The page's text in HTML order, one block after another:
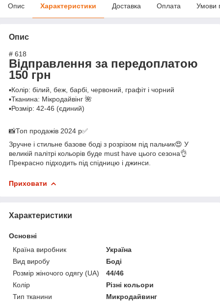
Опис Характеристики Доставка Оплата Умови
Опис
# 618
Відправлення за передоплатою
150 грн
▪️Колір: білий, беж, барбі, червоний, графіт і чорний
▪️Тканина: Мікродайвінг 🌺
▪️Розмір: 42-46 (єдиний)
📸Топ продажів 2024 р✅
Зручне і стильне базове боді з розрізом під пальчик😍 У
великій палітрі кольорів буде must have цього сезона👌
Прекрасно підходить під спідницю і джинси.
Приховати
Характеристики
Основні
Країна виробник
Україна
Вид виробу
Боді
Розмір жіночого одягу (UA)
44/46
Колір
Різні кольори
Тип тканини
Микродайвинг